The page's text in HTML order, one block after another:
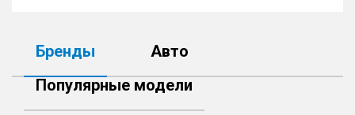
Бренды
Авто
Популярные модели